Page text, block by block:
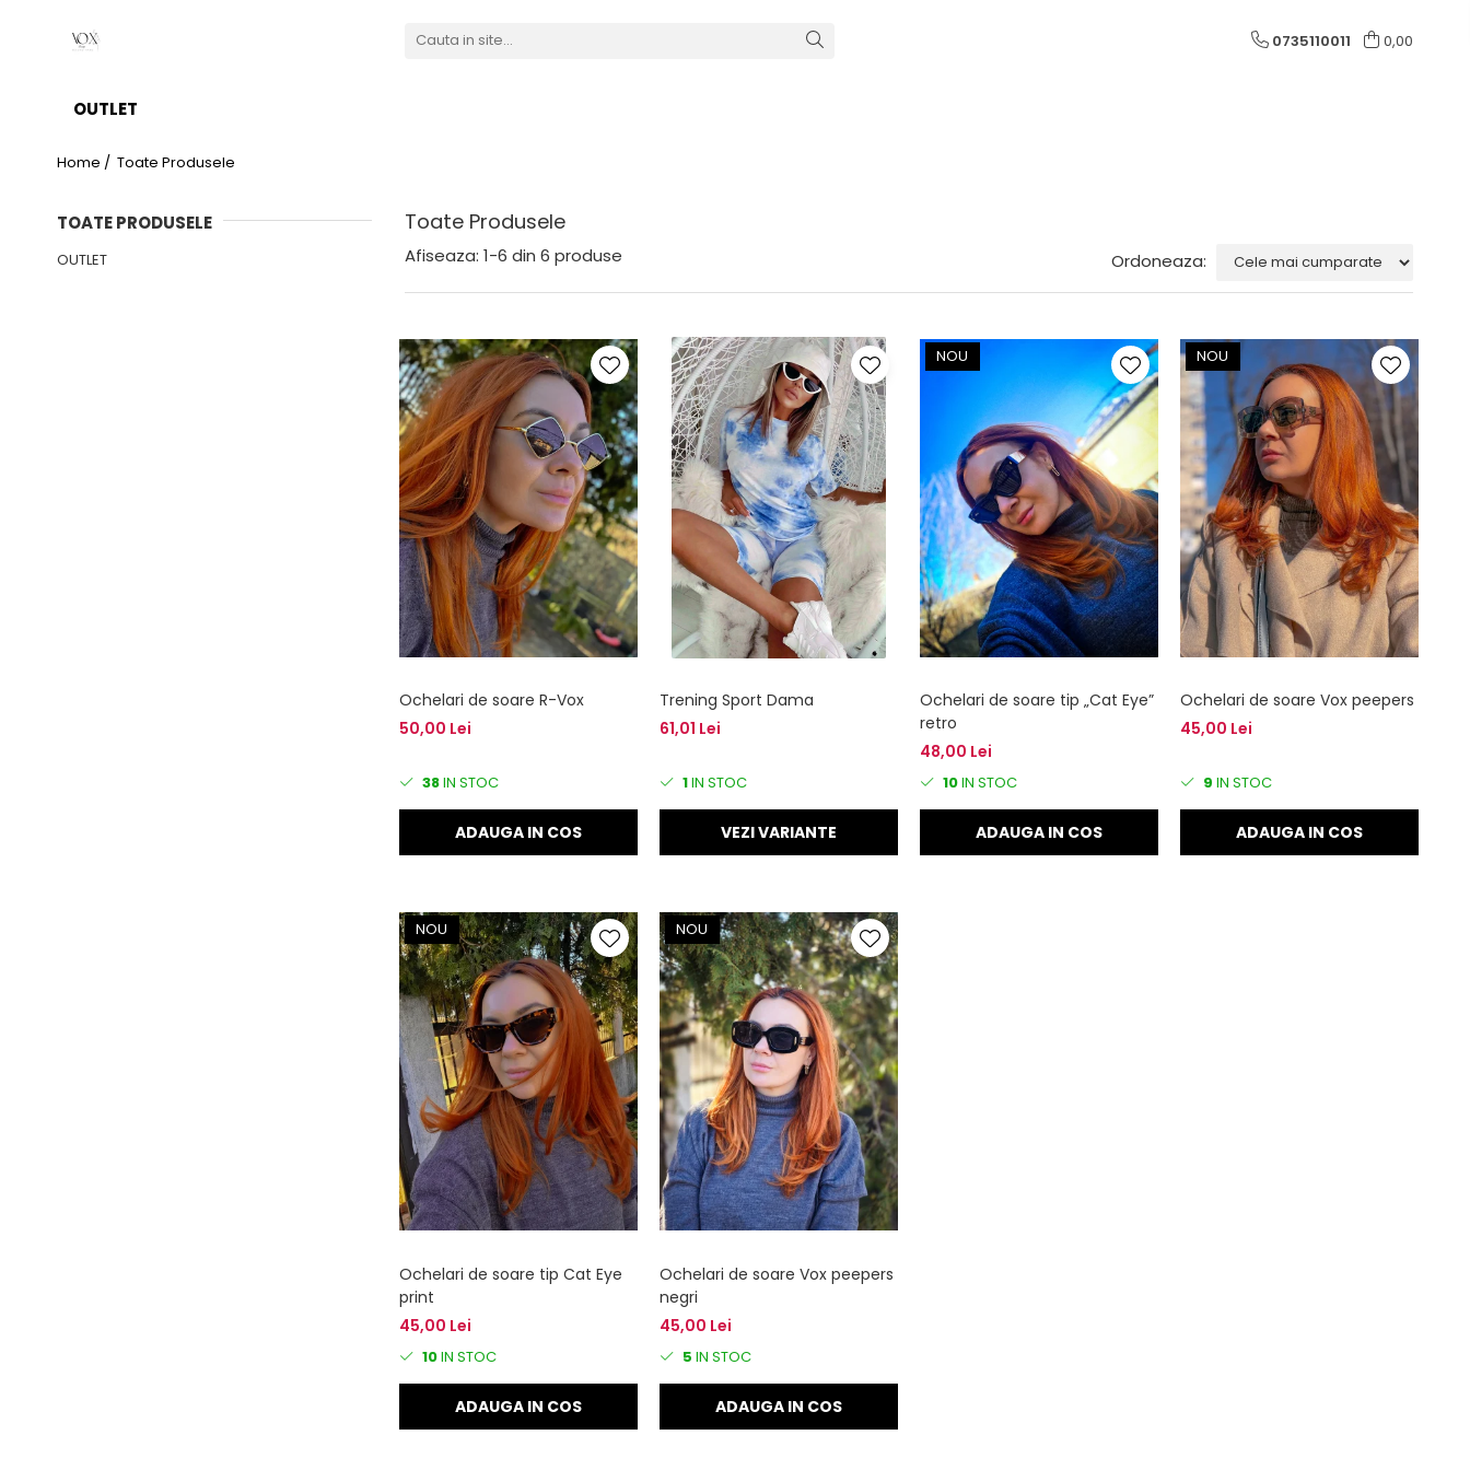
0735110011 0,00
OUTLET
Home / Toate Produsele
Toate Produsele
TOATE PRODUSELE
OUTLET Afiseaza: 1-6 din 6 produse Ordoneaza:
Ochelari de soare R-Vox
50,00 Lei
38IN STOC
ADAUGA IN COS
Trening Sport Dama
61,01 Lei
1IN STOC
VEZI VARIANTE
NOU
Ochelari de soare tip „Cat Eye”
retro
48,00 Lei
10IN STOC
ADAUGA IN COS
NOU
Ochelari de soare Vox peepers
45,00 Lei
9 IN STOC
ADAUGA IN COS
NOU
Ochelari de soare tip Cat Eye
print
45,00 Lei
10IN STOC
ADAUGA IN COS
NOU
Ochelari de soare Vox peepers
negri
45,00 Lei
5 IN STOC
ADAUGA IN COS